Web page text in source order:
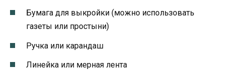
Бумага для выкройки (можно использовать
газеты или простыни)
Ручка или карандаш
Линейка или мерная лента